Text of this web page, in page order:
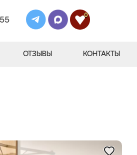
0
ОТЗЫВЫ КОНТАКТЫ